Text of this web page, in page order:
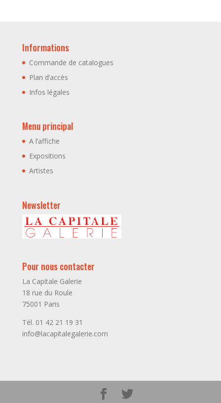
Informations
Commande de catalogues
Plan d’accès
Infos légales
Menu principal
A l’affiche
Expositions
Artistes
Newsletter
Pour nous contacter
La Capitale Galerie
18 rue du Roule
75001 Paris
Tél. 01 42 21 19 31
info@lacapitalegalerie.com